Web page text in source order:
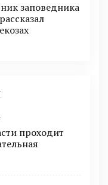
заповедника
проходит